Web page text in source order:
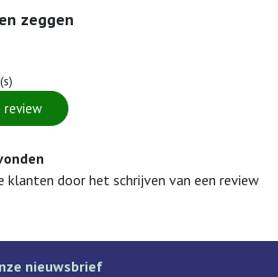
zeggen
review
klanten door het schrijven van een review
nieuwsbrief